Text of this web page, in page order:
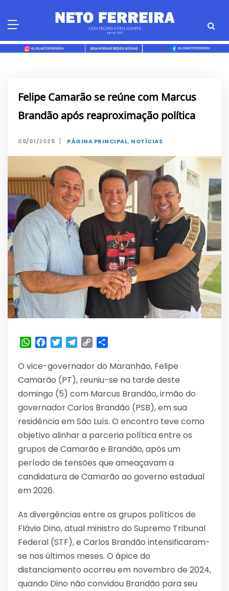
Felipe Camarão se reúne com Marcus
Brandão após reaproximação política
06/01/2025 | PÁGINA PRINCIPAL, NOTÍCIAS
WhatsApp
Facebook
TwitterTelegram
Copy
O vice-governador do Maranhão, Felipe
Camarão (PT), reuniu-se na tarde deste
domingo (5) com Marcus Brandão, irmão do
governador Carlos Brandão (PSB), em sua
residência em São Luís. O encontro teve como
objetivo alinhar a parceria política entre os
grupos de Camarão e Brandão, após um
período de tensões que ameaçavam a
candidatura de Camarão ao governo estadual
em 2026.
As divergências entre os grupos políticos de
Flávio Dino, atual ministro do Supremo Tribunal
Federal (STF), e Carlos Brandão intensificaram-
se nos últimos meses. O ápice do
distanciamento ocorreu em novembro de 2024,
quando Dino não convidou Brandão para seu